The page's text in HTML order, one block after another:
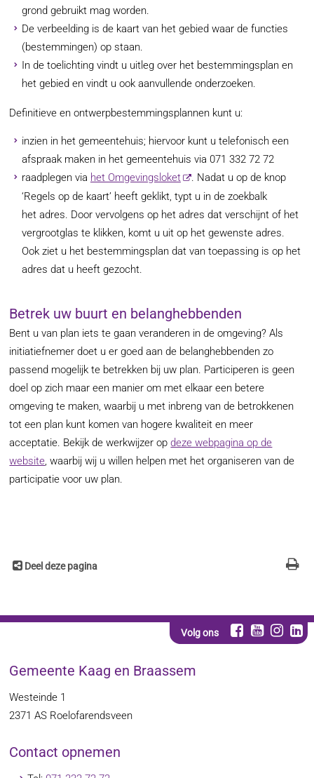
grond gebruikt mag worden.
De verbeelding is de kaart van het gebied waar de functies
(bestemmingen) op staan.
In de toelichting vindt u uitleg over het bestemmingsplan en
het gebied en vindt u ook aanvullende onderzoeken.
Definitieve en ontwerpbestemmingsplannen kunt u:
inzien in het gemeentehuis; hiervoor kunt u telefonisch een
afspraak maken in het gemeentehuis via 071 332 72 72
raadplegen via het Omgevingsloket
. Nadat u op de knop
‘Regels op de kaart’ heeft geklikt, typt u in de zoekbalk
het adres. Door vervolgens op het adres dat verschijnt of het
vergrootglas te klikken, komt u uit op het gewenste adres.
Ook ziet u het bestemmingsplan dat van toepassing is op het
adres dat u heeft gezocht.
Betrek uw buurt en belanghebbenden
Bent u van plan iets te gaan veranderen in de omgeving? Als
initiatiefnemer doet u er goed aan de belanghebbenden zo
passend mogelijk te betrekken bij uw plan. Participeren is geen
doel op zich maar een manier om met elkaar een betere
omgeving te maken, waarbij u met inbreng van de betrokkenen
tot een plan kunt komen van hogere kwaliteit en meer
acceptatie. Bekijk de werkwijzer opdeze webpagina op de
website, waarbij wij u willen helpen met het organiseren van de
participatie voor uw plan.
Deel deze pagina
Volg ons
Gemeente Kaag en Braassem
Westeinde 1
2371 AS Roelofarendsveen
Contact opnemen